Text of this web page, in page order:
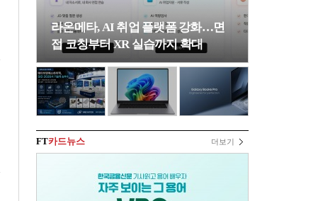
라온메타, AI 취업 플랫폼 강화…면
접 코칭부터 XR 실습까지 확대
FT카드뉴스 더보기